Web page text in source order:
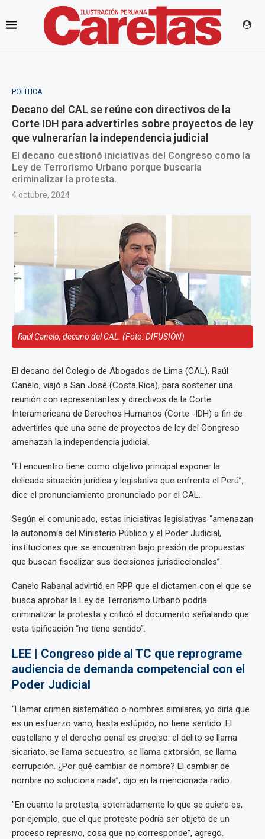
POLÍTICA
Decano del CAL se reúne con directivos de la
Corte IDH para advertirles sobre proyectos de ley
que vulnerarían la independencia judicial
El decano cuestionó iniciativas del Congreso como la
Ley de Terrorismo Urbano porque buscaría
criminalizar la protesta.
4 octubre, 2024
Raúl Canelo, decano del CAL. (Foto: DIFUSIÓN)
El decano del Colegio de Abogados de Lima (CAL), Raúl
Canelo, viajó a San José (Costa Rica), para sostener una
reunión con representantes y directivos de la Corte
Interamericana de Derechos Humanos (Corte -IDH) a fin de
advertirles que una serie de proyectos de ley del Congreso
amenazan la independencia judicial.
“El encuentro tiene como objetivo principal exponer la
delicada situación jurídica y legislativa que enfrenta el Perú”,
dice el pronunciamiento pronunciado por el CAL.
Según el comunicado, estas iniciativas legislativas “amenazan
la autonomía del Ministerio Público y el Poder Judicial,
instituciones que se encuentran bajo presión de propuestas
que buscan fiscalizar sus decisiones jurisdiccionales”.
Canelo Rabanal advirtió en RPP que el dictamen con el que se
busca aprobar la Ley de Terrorismo Urbano podría
criminalizar la protesta y criticó el documento señalando que
esta tipificación “no tiene sentido”.
LEE | Congreso pide al TC que reprograme
audiencia de demanda competencial con el
Poder Judicial
“Llamar crimen sistemático o nombres similares, yo diría que
es un esfuerzo vano, hasta estúpido, no tiene sentido. El
castellano y el derecho penal es preciso: el delito se llama
sicariato, se llama secuestro, se llama extorsión, se llama
corrupción. ¿Por qué cambiar de nombre? El cambiar de
nombre no soluciona nada”, dijo en la mencionada radio.
"En cuanto la protesta, soterradamente lo que se quiere es,
por ejemplo, que el que proteste podría ser objeto de un
proceso represivo, cosa que no corresponde", agregó.